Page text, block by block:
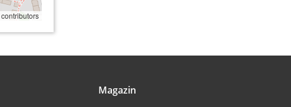
contributors
Magazin